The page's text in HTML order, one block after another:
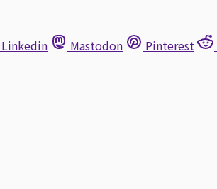
Linkedin Mastodon Pinterest